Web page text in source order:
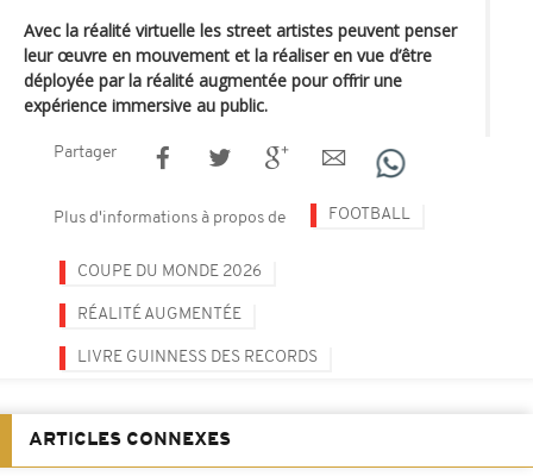
Avec la réalité virtuelle les street artistes peuvent penser
leur œuvre en mouvement et la réaliser en vue d’être
déployée par la réalité augmentée pour offrir une
expérience immersive au public.
Partager
Plus d'informations à propos de FOOTBALL
COUPE DU MONDE 2026
RÉALITÉ AUGMENTÉE
LIVRE GUINNESS DES RECORDS
ARTICLES CONNEXES